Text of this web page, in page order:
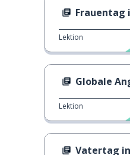
Frauentag in
Lektion
Globale
Lektion
Vatertag